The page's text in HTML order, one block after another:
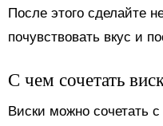
После этого сделайте
почувствовать вкус и
С чем сочетать
Виски можно сочетать